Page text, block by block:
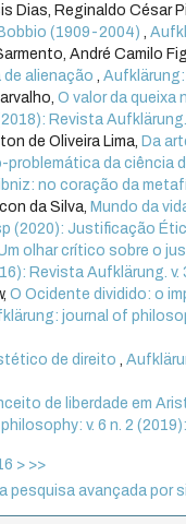
Dias, Reginaldo César
(1909-2004),
André Camilo
de alienação,Aufklärung:
O valor da
Revista
de Oliveira Lima, Da
problemática da ciência
no coração da
da Silva, Mundo da
(2020): Justificação
olhar crítico sobre o
Revista Aufklärung.
O Ocidente dividido: o
journal of
de direito,
de liberdade em
v. 6 n. 2
> >>
pesquisa avançada por